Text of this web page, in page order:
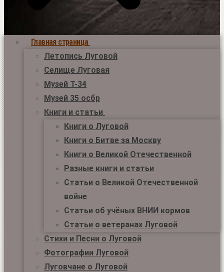
Главная страница
Летопись Луговой
Селище Луговая
Музей Т-34
Музей 35 осбр
Книги и статьи
Книги о Луговой
Книги о Битве за Москву
Книги о Великой Отечественной
Разные книги и статьи
Статьи о Великой Отечественной
войне
Статьи об учёных ВНИИ кормов
Статьи о ветеранах Луговой
Стихи и Песни о Луговой
Фотографии Луговой
Луговчане о Луговой